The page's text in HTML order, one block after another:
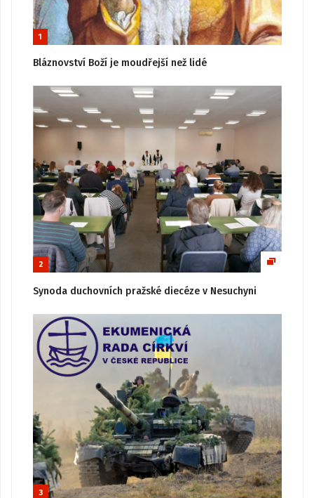
1
Bláznovství Boží je moudřejší než lidé
2
Synoda duchovních pražské diecéze v Nesuchyni
3